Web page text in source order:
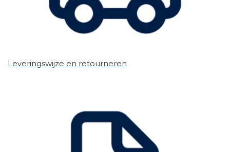
Leveringswijze en retourneren